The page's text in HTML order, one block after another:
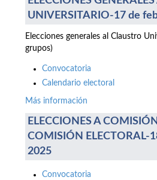
UNIVERSITARIO-17 de
Elecciones generales al Claustro
grupos)
Convocatoria
Calendario electoral
Más información
ELECCIONES A
COMISIÓN ELECTORAL-
2025
Convocatoria